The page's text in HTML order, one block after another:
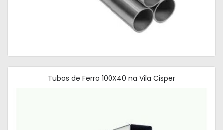
Tubos de Ferro 100X40 na Vila Cisper